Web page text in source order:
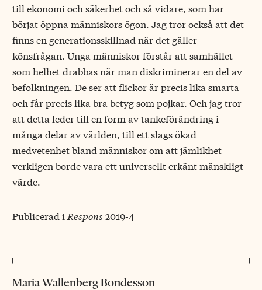
till ekonomi och säkerhet och så vidare, som har
börjat öppna människors ögon. Jag tror också att det
finns en generationsskillnad när det gäller
könsfrågan. Unga människor förstår att samhället
som helhet drabbas när man diskriminerar en del av
befolkningen. De ser att flickor är precis lika smarta
och får precis lika bra betyg som pojkar. Och jag tror
att detta leder till en form av tankeförändring i
många delar av världen, till ett slags ökad
medvetenhet bland människor om att jämlikhet
verkligen borde vara ett universellt erkänt mänskligt
värde.
Publicerad i Respons 2019-4
Maria Wallenberg Bondesson